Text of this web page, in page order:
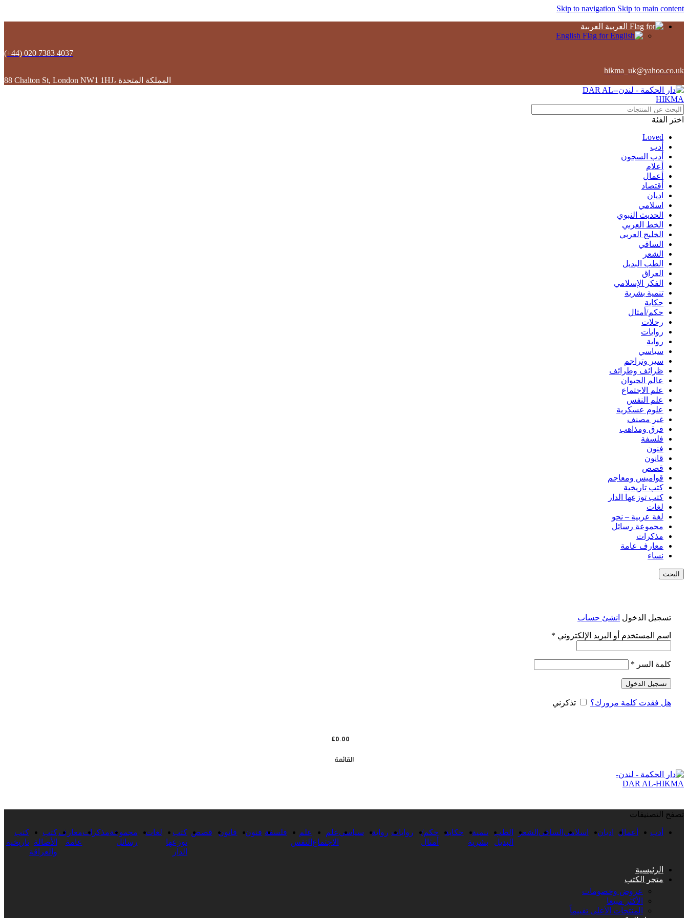
Skip to navigation Skip to main content
العربية
English
(+44) 020 7383 4037
hikma_uk@yahoo.co.uk
88 Chalton St, London NW1 1HJ، المملكة المتحدة
اختر الفئة
Loved
أدب
أدب السجون
أعلام
أعمال
أقتصاد
اديان
اسلامي
الحديث النبوي
الخط العربي
الخليج العربي
الساقي
الشعر
الطب البديل
العراق
الفكر الإسلامي
تنمية بشرية
حكاية
حكم/أمثال
رحلات
روايات
رواية
سياسي
سير وتراجم
ظرائف وطرائف
عالم الحيوان
علم الاجتماع
علم النفس
علوم عسكرية
غير مصنف
فرق ومذاهب
فلسفة
فنون
قانون
قصص
قواميس ومعاجم
كتب تاريخية
كتب توزعها الدار
لغات
لغة عربية – نحو
مجموعة رسائل
مذكرات
معارف عامة
نساء
البحث
تسجيل الدخول انشئ حساب
اسم المستخدم أو البريد الإلكتروني *
كلمة السر *
تسجيل الدخول
هل فقدت كلمة مرورك؟ تذكرني
£0.00
القائمة
تصفح التصنيفات
أدب أعمال اديان اسلامي الساقي الشعر
الطب
البديل
تنمية
بشرية
حكاية
حكم/
أمثال
روايات رواية سياسيعلم
الاجتماع
علم
النفس
فلسفة فنون قانون قصص كتب
توزعها
الدار
لغات
مجموعة
رسائل
مذكراتمعارف
عامة
كتب
الأصالة
والعراقة
كتب
تاريخية
الرئيسية
متجر الكتب
عروض وخصومات
الأكثر مبيعا
المنتجات الأعلى تقييماً